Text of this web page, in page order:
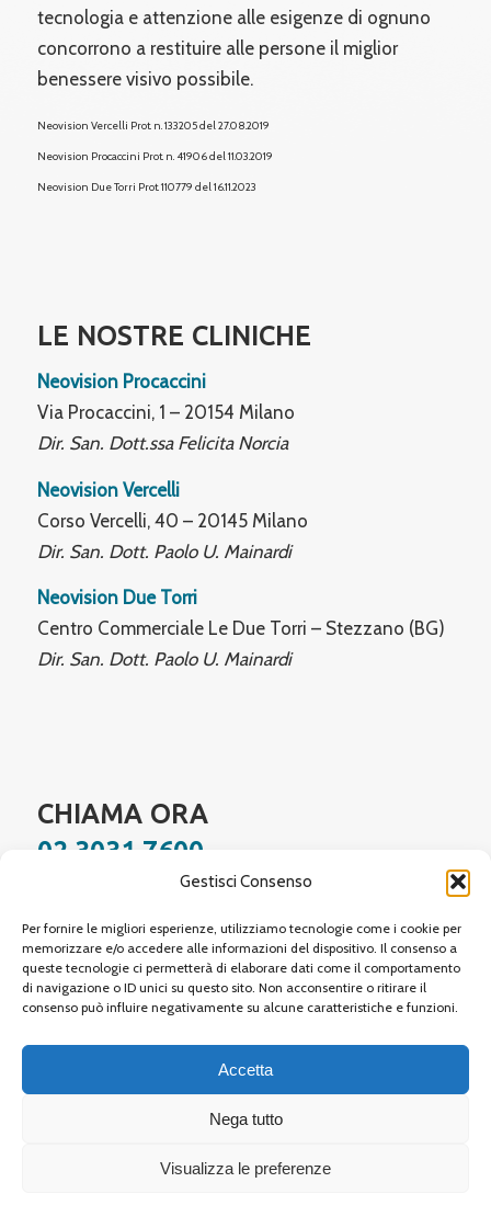
Gestisci Consenso
Per fornire le migliori esperienze, utilizziamo tecnologie come i cookie per
memorizzare e/o accedere alle informazioni del dispositivo. Il consenso a
queste tecnologie ci permetterà di elaborare dati come il comportamento
di navigazione o ID unici su questo sito. Non acconsentire o ritirare il
consenso può influire negativamente su alcune caratteristiche e funzioni.
Accetta
Nega tutto
Visualizza le preferenze
tecnologia e attenzione alle esigenze di ognuno
concorrono a restituire alle persone il miglior
benessere visivo possibile.
Neovision Vercelli Prot. n. 133205 del 27.08.2019
Neovision Procaccini Prot. n. 41906 del 11.03.2019
Neovision Due Torri Prot. 110779 del 16.11.2023
LE NOSTRE CLINICHE
Neovision Procaccini
Via Procaccini, 1 – 20154 Milano
Dir. San. Dott.ssa Felicita Norcia
Neovision Vercelli
Corso Vercelli, 40 – 20145 Milano
Dir. San. Dott. Paolo U. Mainardi
Neovision Due Torri
Centro Commerciale Le Due Torri – Stezzano (BG)
Dir. San. Dott. Paolo U. Mainardi
CHIAMA ORA
02 3031 7600
Site protected by reCAPTCHA,Google Privacy Policy Terms of Service apply.
P.IVA 09384690963 | Rea MI 2086573